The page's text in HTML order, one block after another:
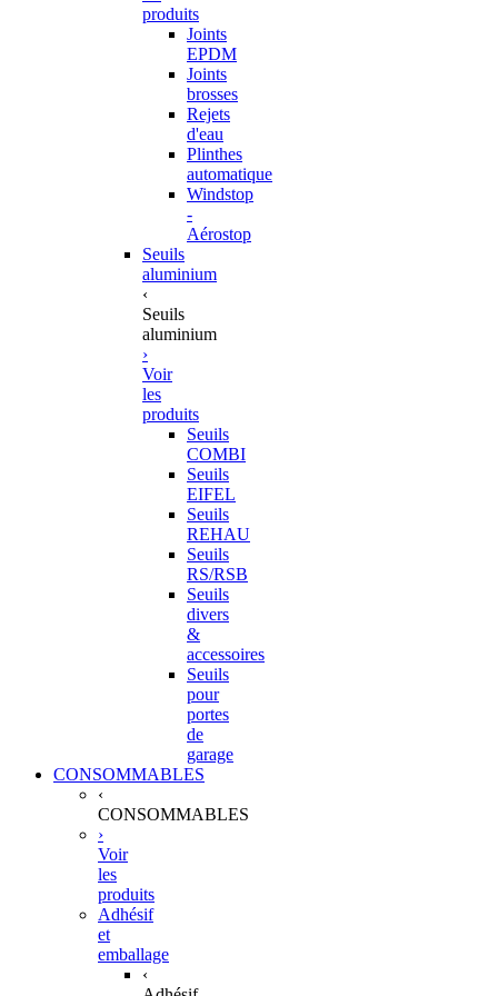
produits
Joints
EPDM
Joints
brosses
Rejets
d'eau
Plinthes
automatique
Windstop
-
Aérostop
Seuils
aluminium
‹
Seuils
aluminium
›
Voir
les
produits
Seuils
COMBI
Seuils
EIFEL
Seuils
REHAU
Seuils
RS/RSB
Seuils
divers
&
accessoires
Seuils
pour
portes
de
garage
CONSOMMABLES
‹
CONSOMMABLES
›
Voir
les
produits
Adhésif
et
emballage
‹